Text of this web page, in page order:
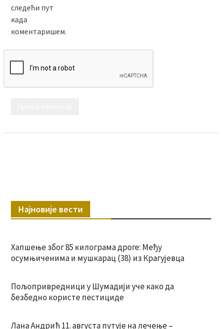
следећи пут
када
коментаришем.
Најновије вести
Хапшење због 85 килограма дроге: Међу
осумњиченима и мушкарац (38) из Крагујевца
Пољопривредници у Шумадији уче како да
безбедно користе пестициде
Лана Андрић 11. августа путује на лечење –